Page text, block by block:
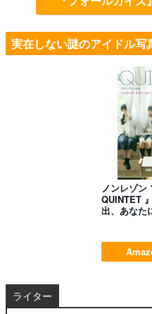
実在しない謎のアイドル写
ノンレゾン
QUINTET
出、あな
ライター